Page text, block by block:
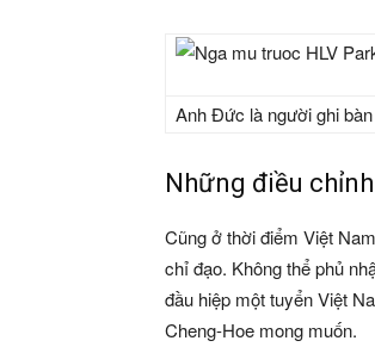
Anh Đức là người ghi
Những điều
Cũng ở thời điểm Việt
chỉ đạo. Không thể phủ
đầu hiệp một tuyển Việt
Cheng-Hoe mong muốn.